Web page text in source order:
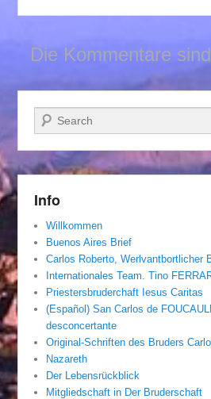
Die Kommentare
Suchen
Info
Willkommen
Buenos Aires Brief
Carlos Roberto, Werlvantbortlicher
Internationales Team. Tino
Priestersbruderchaft Iesus Caritas
(Español) San Carlos de
desconcertante
Original-Schriften des Bruders
Nazareth
Der Lebensrückblick
Mitgliedschaft in Der Bruderschaft